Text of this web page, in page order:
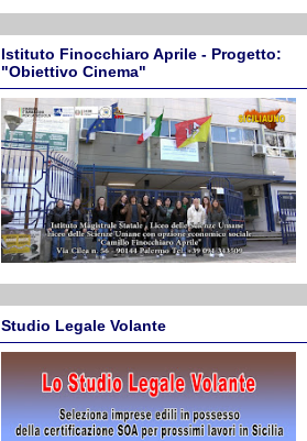
Istituto Finocchiaro Aprile - Progetto:
"Obiettivo Cinema"
Studio Legale Volante